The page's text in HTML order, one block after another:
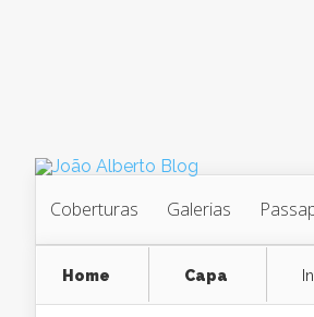
Coberturas Galerias
Home Capa